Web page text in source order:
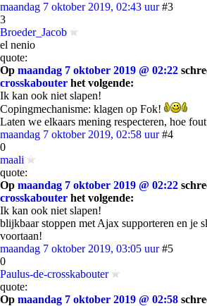
maandag 7 oktober 2019, 02:43 uur #3
3
Broeder_Jacob
el nenio
quote:
Op maandag 7 oktober 2019 @ 02:22
crosskabouter het volgende:
Ik kan ook niet slapen!
Copingmechanisme: klagen op Fok!
Laten we elkaars mening respecteren, hoe
maandag 7 oktober 2019, 02:58 uur #4
0
maali
quote:
Op maandag 7 oktober 2019 @ 02:22
crosskabouter het volgende:
Ik kan ook niet slapen!
blijkbaar stoppen met Ajax supporteren en je
voortaan!
maandag 7 oktober 2019, 03:05 uur #5
0
Paulus-de-crosskabouter
quote:
Op maandag 7 oktober 2019 @ 02:58